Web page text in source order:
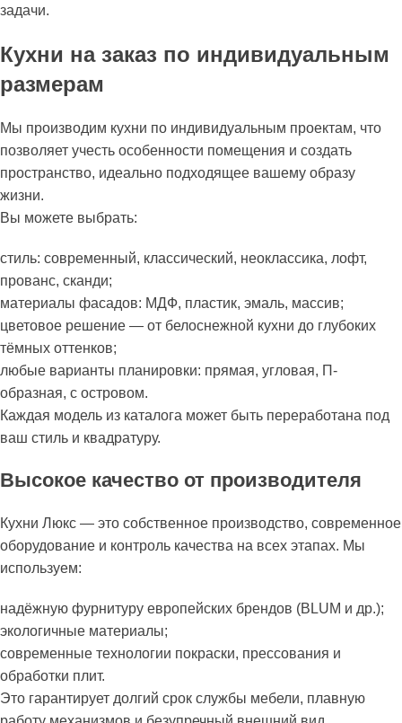
задачи.
Кухни на заказ по индивидуальным
размерам
Мы производим кухни по индивидуальным проектам, что
позволяет учесть особенности помещения и создать
пространство, идеально подходящее вашему образу
жизни.
Вы можете выбрать:
стиль: современный, классический, неоклассика, лофт,
прованс, сканди;
материалы фасадов: МДФ, пластик, эмаль, массив;
цветовое решение — от белоснежной кухни до глубоких
тёмных оттенков;
любые варианты планировки: прямая, угловая, П-
образная, с островом.
Каждая модель из каталога может быть переработана под
ваш стиль и квадратуру.
Высокое качество от производителя
Кухни Люкс — это собственное производство, современное
оборудование и контроль качества на всех этапах. Мы
используем:
надёжную фурнитуру европейских брендов (BLUM и др.);
экологичные материалы;
современные технологии покраски, прессования и
обработки плит.
Это гарантирует долгий срок службы мебели, плавную